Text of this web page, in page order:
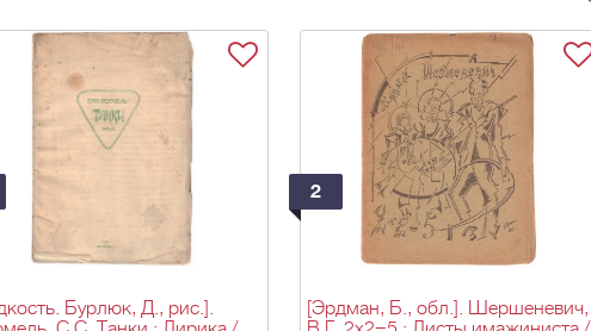
Бурлюк, Д., рис.].
2
[Эрдман, Б., обл.]. Шершеневич,